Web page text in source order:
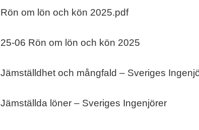
Rön om lön och kön 2025.pdf
25-06 Rön om lön och kön 2025
Jämställdhet och mångfald – Sveriges
Jämställda löner – Sveriges Ingenjörer